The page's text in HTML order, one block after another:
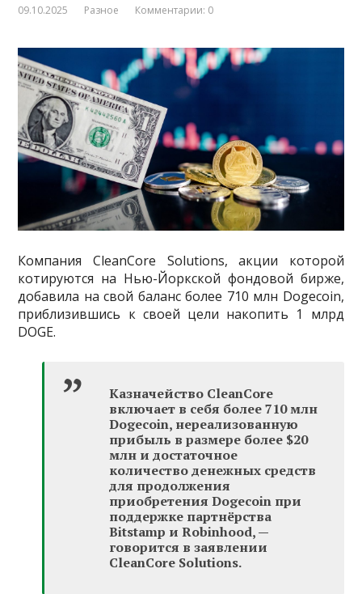
09.10.2025 Разное Комментарии: 0
Компания CleanCore Solutions, акции которой
котируются на Нью-Йоркской фондовой бирже,
добавила на свой баланс более 710 млн Dogecoin,
приблизившись к своей цели накопить 1 млрд
DOGE.
Казначейство CleanCore
включает в себя более 710 млн
Dogecoin, нереализованную
прибыль в размере более $20
млн и достаточное
количество денежных средств
для продолжения
приобретения Dogecoin при
поддержке партнёрства
Bitstamp и Robinhood, —
говорится в заявлении
CleanCore Solutions.